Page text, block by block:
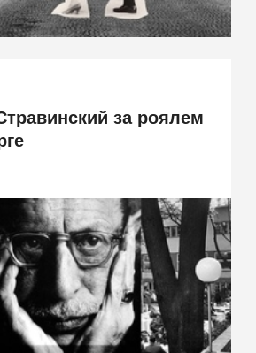
за роялем